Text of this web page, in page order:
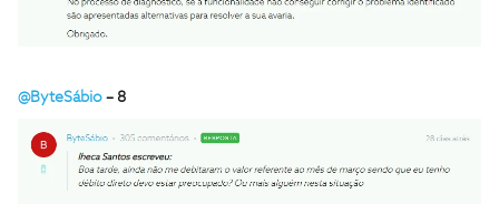
@ByteSábio – 8